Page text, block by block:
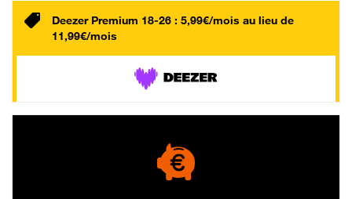
Deezer Premium 18-26 : 5,99€/mois au lieu de
11,99€/mois